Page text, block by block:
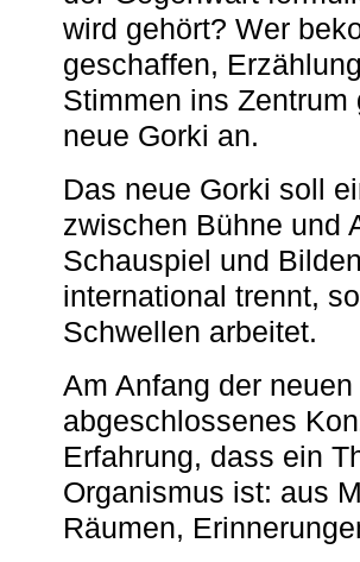
wird gehört? Wer
geschaffen,
Stimmen ins
neue Gorki an.
Das neue Gorki soll
zwischen Bühne und
Schauspiel und
international trennt,
Schwellen arbeitet.
Am Anfang der
abgeschlossenes
Erfahrung, dass ein
Organismus ist: aus
Räumen,